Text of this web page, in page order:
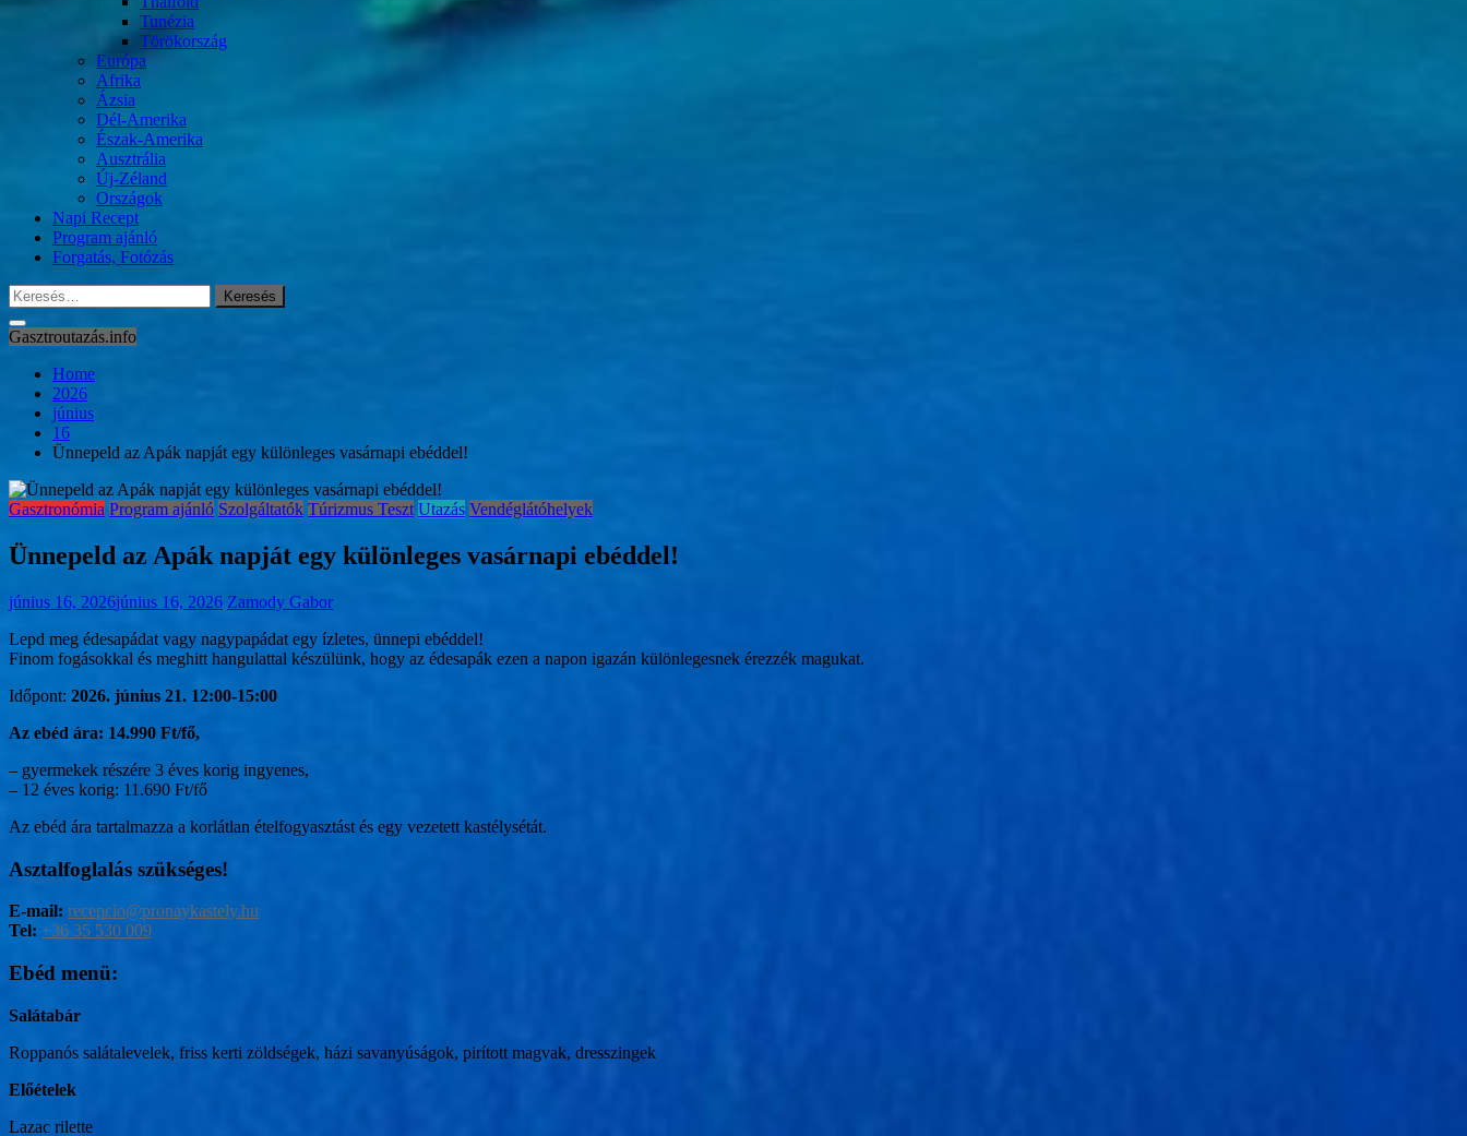
Tunézia
Törökország
Európa
Afrika
Ázsia
Dél-Amerika
Észak-Amerika
Ausztrália
Új-Zéland
Országok
Napi Recept
Program ajánló
Forgatás, Fotózás
Keresés:
Gasztroutazás.info
Home
2026
június
16
Ünnepeld az Apák napját egy különleges vasárnapi ebéddel!
Gasztronómia Program ajánló Szolgáltatók Túrizmus Teszt Utazás Vendéglátóhelyek
Ünnepeld az Apák napját egy különleges vasárnapi ebéddel!
június 16, 2026június 16, 2026 Zamody Gabor
Lepd meg édesapádat vagy nagypapádat egy ízletes, ünnepi ebéddel!
Finom fogásokkal és meghitt hangulattal készülünk, hogy az édesapák ezen a napon igazán különlegesnek érezzék magukat.
Időpont: 2026. június 21. 12:00-15:00
Az ebéd ára: 14.990 Ft/fő,
– gyermekek részére 3 éves korig ingyenes,
– 12 éves korig: 11.690 Ft/fő
Az ebéd ára tartalmazza a korlátlan ételfogyasztást és egy vezetett kastélysétát.
Asztalfoglalás szükséges!
E-mail: recepcio@pronaykastely.hu
Tel: +36 35 530 009
Ebéd menü:
Salátabár
Roppanós‌ ‌saláta‌levelek,‌ ‌friss‌ ‌kerti‌ ‌zöldségek,‌ ‌házi‌ ‌savanyúságok,‌ ‌pirított‌ ‌magvak,‌‌ dresszingek
Előételek
Lazac rilette